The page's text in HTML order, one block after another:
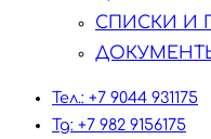
СПИСКИ И
Тел.: +7 9044 931175
Tg: +7 982 9156175